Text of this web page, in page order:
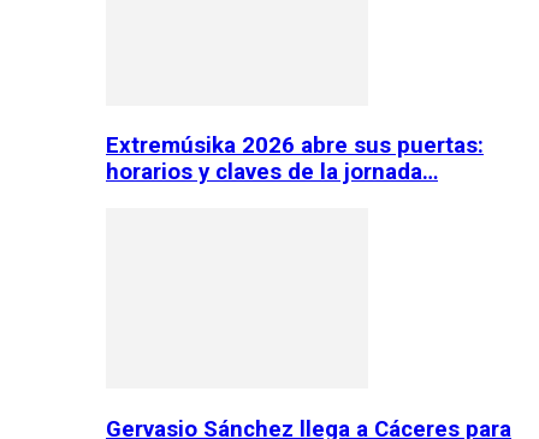
Extremúsika 2026 abre sus puertas:
horarios y claves de la jornada…
Gervasio Sánchez llega a Cáceres para